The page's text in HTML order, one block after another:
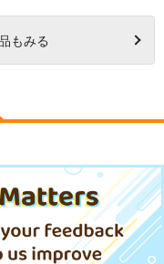
もみる